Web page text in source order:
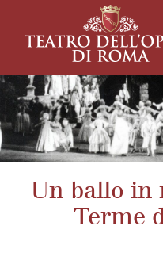
Un ballo in
Terme